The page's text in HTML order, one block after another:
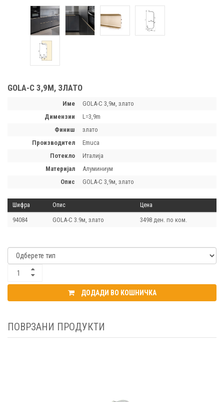
GOLA-C 3,9М, ЗЛАТО
Име
GOLA-C 3,9м, злато
димензии
L=3,9m
финиш
злато
производител
Emuca
потекло
Италија
материјал
Алуминиум
опис
GOLA-C 3,9м, злато
Шифра Опис Цена
94084 GOLA-C 3.9м, злато 3498 ден. по ком.
ДОДАДИ ВО КОШНИЧКА
ПОВРЗАНИ ПРОДУКТИ